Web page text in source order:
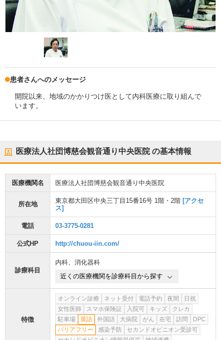
患者さんへのメッセージ
開院以来、地域のかかりつけ医として内科医療に取り組んで
います。
医療法人社団博慈会観音通り中央医院の基本情報
医療機関名 医療法人社団博慈会観音通り中央医院
所在地 東京都大田区中央三丁目15番16号 1階・2階 [アクセ
ス]
電話 03-3775-0281
公式HP http://chuou-iin.com/
診療科目
内科、 消化器科
近くの医療機関を診療科目から探す
特徴
オンライン診療 ネット受付 電話予約 夜間
日祝
女性医師
スマホ保険証 入院可 キッズ
クレカ
駐車場
英語 外国語 大病院 がん 在宅 訪問
DPC
バリアフリー
感染予防
セカンドオピニオン受診可